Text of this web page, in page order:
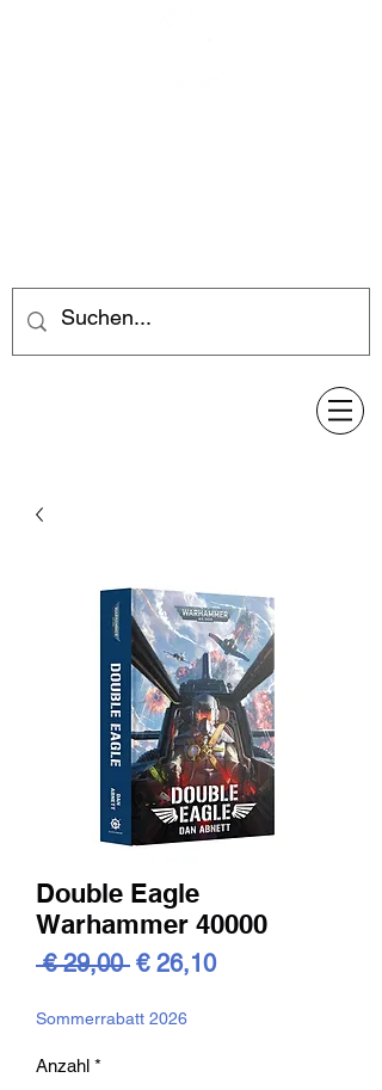
Double Eagle
Warhammer 40000
€ 29,00 Standardpreis
€ 26,10Sale-
Sommerrabatt 2026
Anzahl *